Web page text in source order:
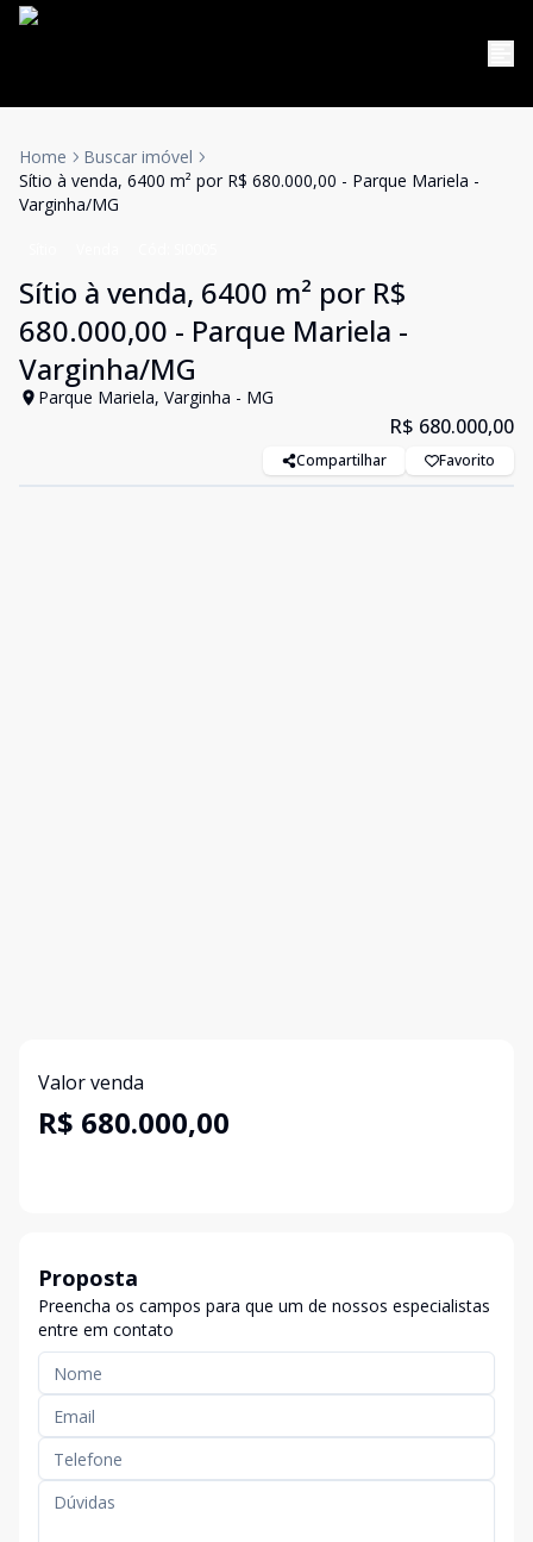
Home
Buscar imóvel
Sítio à venda, 6400 m² por R$ 680.000,00 - Parque Mariela -
Varginha/MG
Sítio à venda, 6400 m² por R$
680.000,00 - Parque Mariela -
Varginha/MG
Parque Mariela, Varginha - MG
R$ 680.000,00
Compartilhar Favorito
Valor venda
R$ 680.000,00
Proposta
Preencha os campos para que um de nossos especialistas
entre em contato